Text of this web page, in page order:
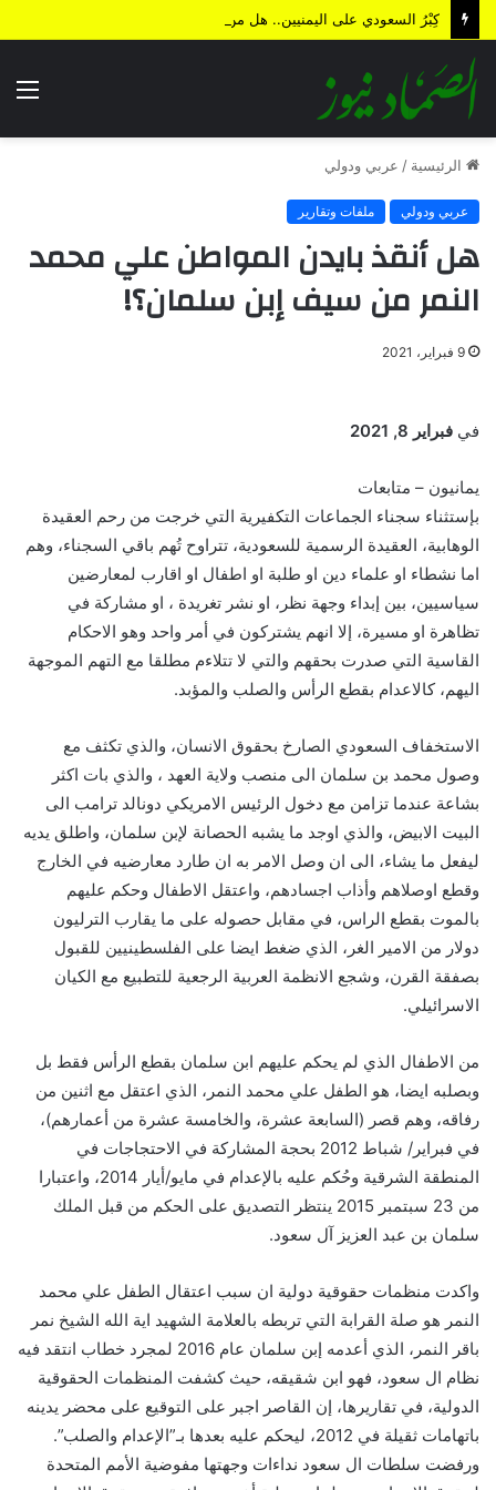
كِبْرُ السعودي على اليمنيين.. هل من نهاية؟!
الرئيسية / عربي ودولي
عربي ودولي ملفات وتقارير
هل أنقذ بايدن المواطن علي محمد
النمر من سيف إبن سلمان؟!
9 فبراير، 2021
في فبراير 8, 2021
يمانيون – متابعات
بإستثناء سجناء الجماعات التكفيرية التي خرجت من رحم العقيدة
الوهابية، العقيدة الرسمية للسعودية، تتراوح تُهم باقي السجناء، وهم
اما نشطاء او علماء دين او طلبة او اطفال او اقارب لمعارضين
سياسيين، بين إبداء وجهة نظر، او نشر تغريدة ، او مشاركة في
تظاهرة او مسيرة، إلا انهم يشتركون في أمر واحد وهو الاحكام
القاسية التي صدرت بحقهم والتي لا تتلاءم مطلقا مع التهم الموجهة
اليهم، كالاعدام بقطع الرأس والصلب والمؤبد.
الاستخفاف السعودي الصارخ بحقوق الانسان، والذي تكثف مع
وصول محمد بن سلمان الى منصب ولاية العهد ، والذي بات اكثر
بشاعة عندما تزامن مع دخول الرئيس الامريكي دونالد ترامب الى
البيت الابيض، والذي اوجد ما يشبه الحصانة لإبن سلمان، واطلق يديه
ليفعل ما يشاء، الى ان وصل الامر به ان طارد معارضيه في الخارج
وقطع اوصلاهم وأذاب اجسادهم، واعتقل الاطفال وحكم عليهم
بالموت بقطع الراس، في مقابل حصوله على ما يقارب الترليون
دولار من الامير الغر، الذي ضغط ايضا على الفلسطينيين للقبول
بصفقة القرن، وشجع الانظمة العربية الرجعية للتطبيع مع الكيان
الاسرائيلي.
من الاطفال الذي لم يحكم عليهم ابن سلمان بقطع الرأس فقط بل
وبصلبه ايضا، هو الطفل علي محمد النمر، الذي اعتقل مع اثنين من
رفاقه، وهم قصر (السابعة عشرة، والخامسة عشرة من أعمارهم)،
في فبراير/ شباط 2012 بحجة المشاركة في الاحتجاجات في
المنطقة الشرقية وحُكم عليه بالإعدام في مايو/أيار 2014، واعتبارا
من 23 سبتمبر 2015 ينتظر التصديق على الحكم من قبل الملك
سلمان بن عبد العزيز آل سعود.
واكدت منظمات حقوقية دولية ان سبب اعتقال الطفل علي محمد
النمر هو صلة القرابة التي تربطه بالعلامة الشهيد اية الله الشيخ نمر
باقر النمر، الذي أعدمه إبن سلمان عام 2016 لمجرد خطاب انتقد فيه
نظام ال سعود، فهو ابن شقيقه، حيث كشفت المنظمات الحقوقية
الدولية، في تقاريرها، إن القاصر اجبر على التوقيع على محضر يدينه
باتهامات ثقيلة في 2012، ليحكم عليه بعدها بـ”الإعدام والصلب”.
ورفضت سلطات ال سعود نداءات وجهتها مفوضية الأمم المتحدة